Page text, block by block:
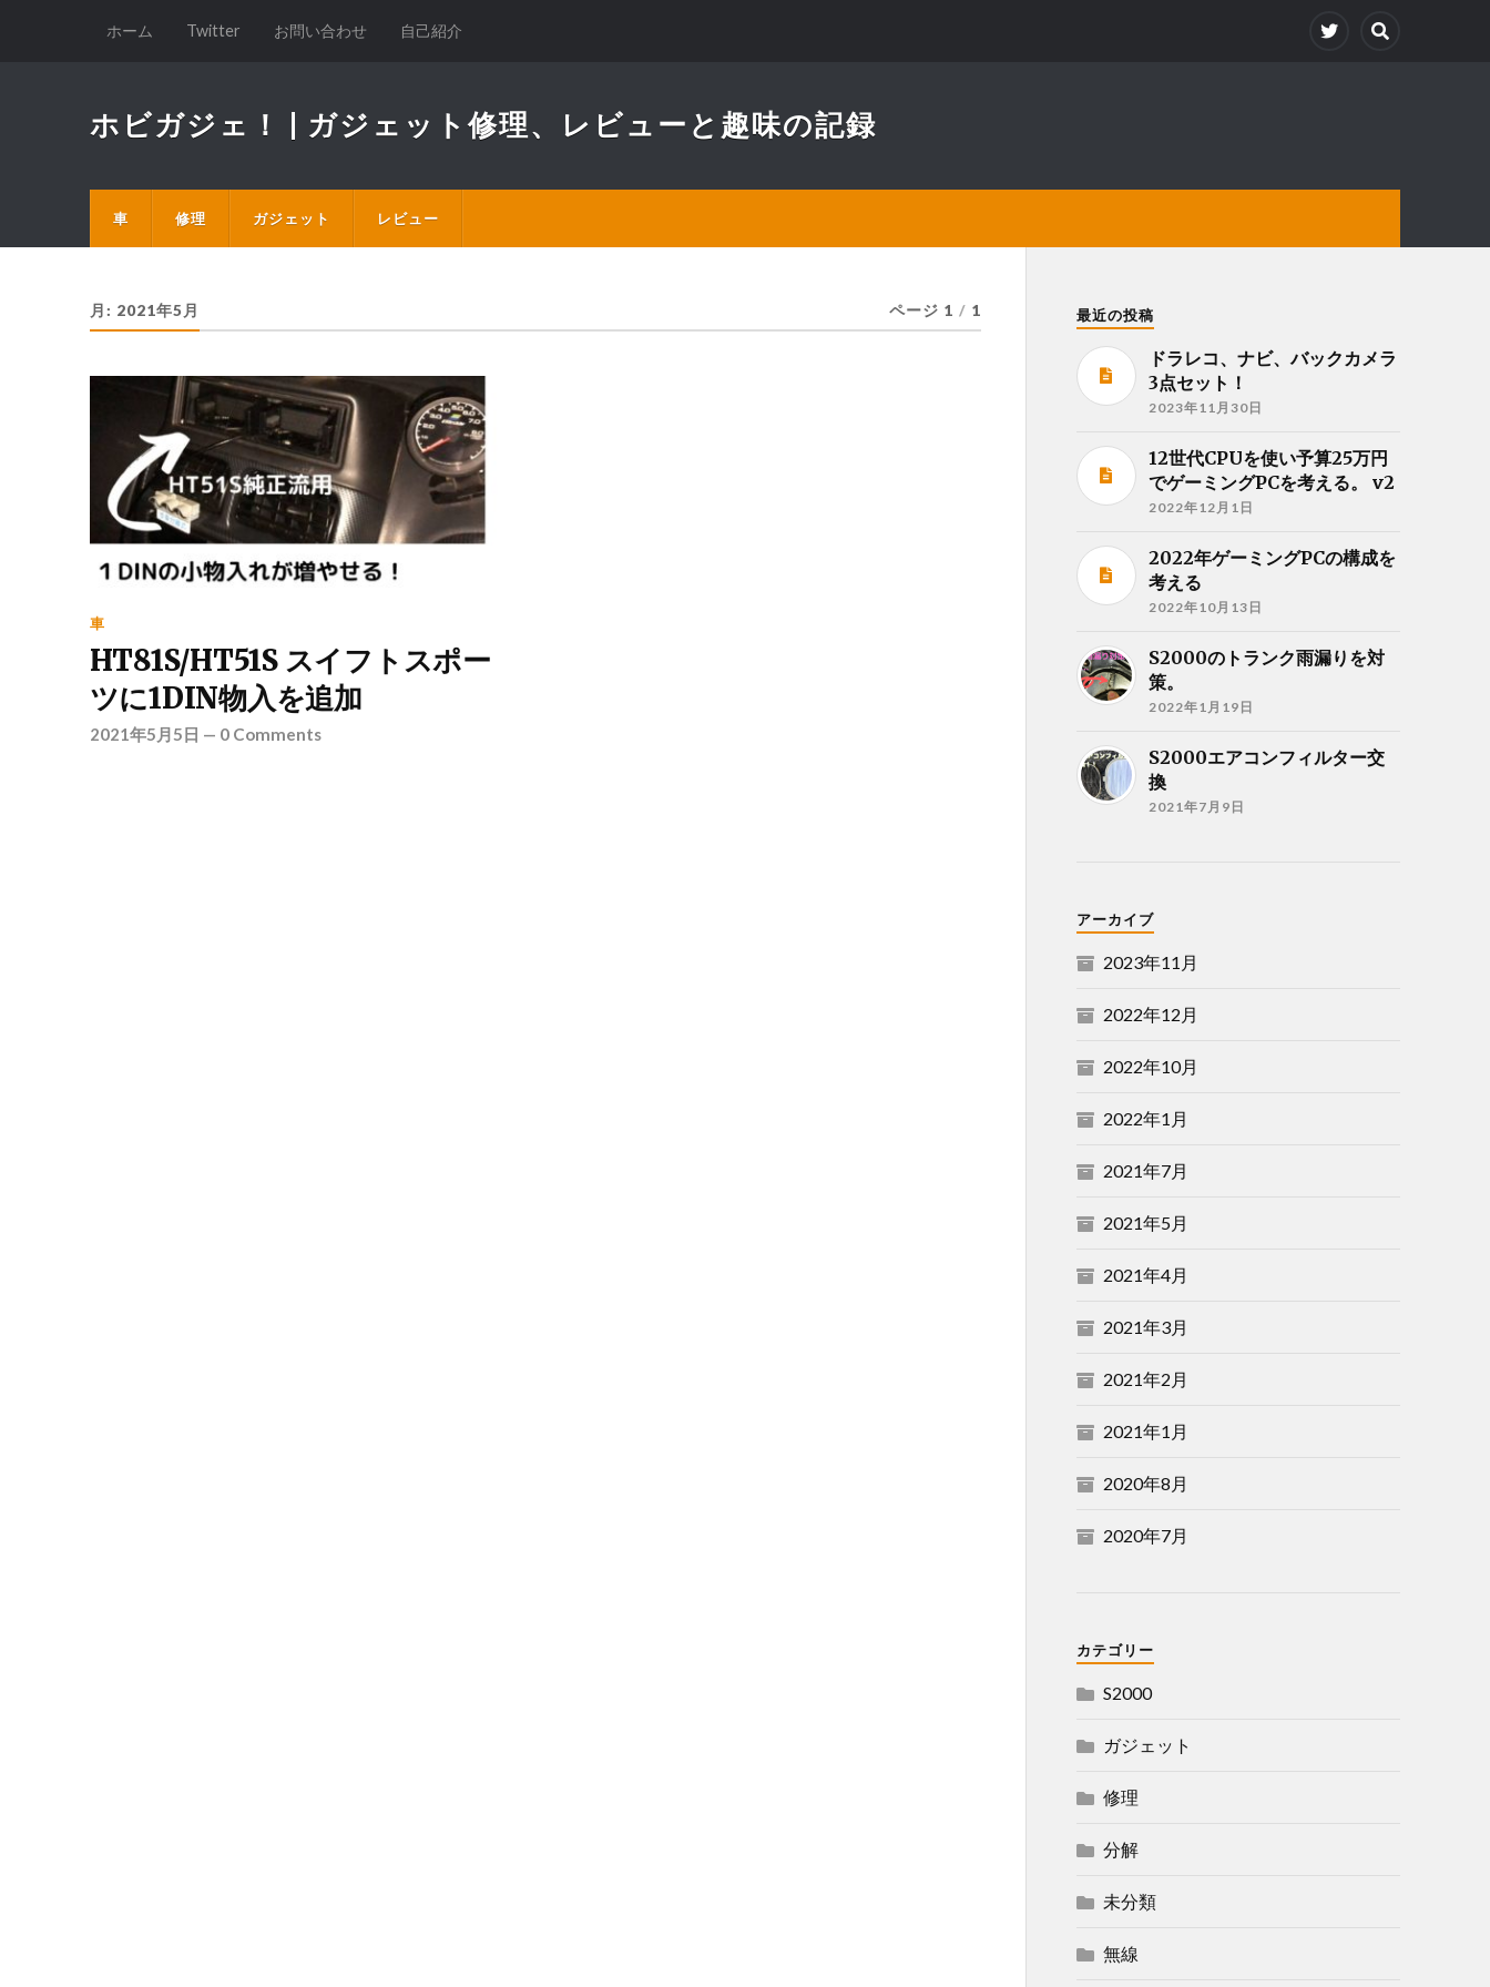
ホーム Twitter お問い合わせ 自己紹介
ホビガジェ！ | ガジェット修理、レビューと趣味の記録
車 修理 ガジェット レビュー
月: 2021年5月 ページ 1 / 1
車
HT81S/HT51S スイフトスポー
ツに1DIN物入を追加
2021年5月5日 — 0 Comments
最近の投稿
ドラレコ、ナビ、バックカメラ
3点セット！
2023年11月30日
12世代CPUを使い予算25万円
でゲーミングPCを考える。 v2
2022年12月1日
2022年ゲーミングPCの構成を
考える
2022年10月13日
S2000のトランク雨漏りを対
策。
2022年1月19日
S2000エアコンフィルター交
換
2021年7月9日
アーカイブ
2023年11月
2022年12月
2022年10月
2022年1月
2021年7月
2021年5月
2021年4月
2021年3月
2021年2月
2021年1月
2020年8月
2020年7月
カテゴリー
S2000
ガジェット
修理
分解
未分類
無線